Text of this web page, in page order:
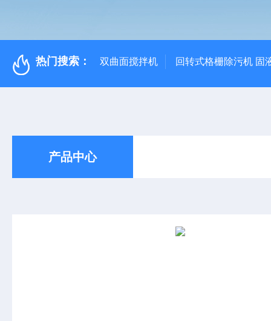
热门搜索： 双曲面搅拌机 回转式格栅除污机 固
产品中心